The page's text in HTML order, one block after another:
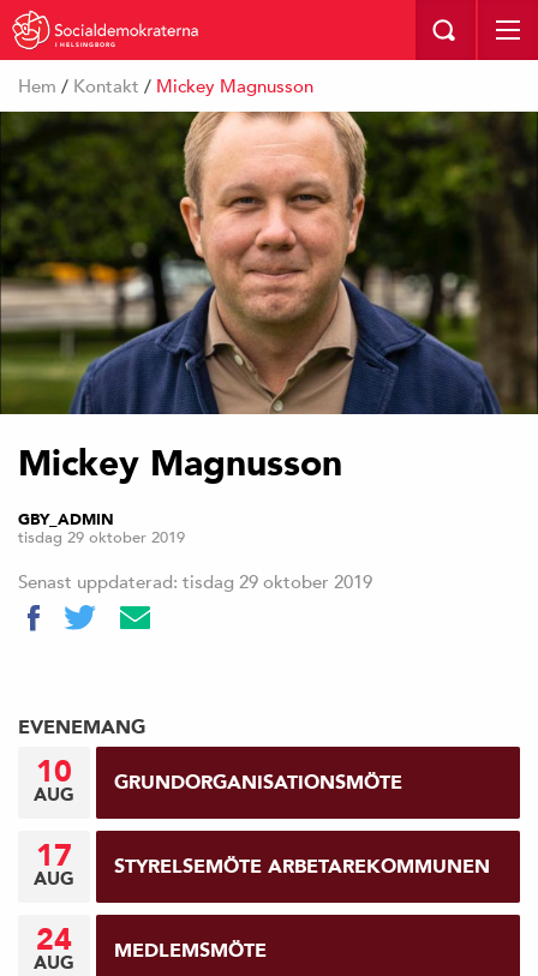
I HELSINGBORG
Hem / Kontakt / Mickey Magnusson
Mickey Magnusson
GBY_ADMIN
tisdag 29 oktober 2019
Senast uppdaterad: tisdag 29 oktober 2019
EVENEMANG
10
AUG GRUNDORGANISATIONSMÖTE
17
AUG STYRELSEMÖTE ARBETAREKOMMUNEN
24
AUG MEDLEMSMÖTE